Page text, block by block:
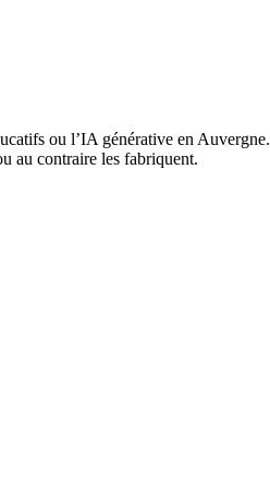
ou l’IA générative en Auvergne.
au contraire les fabriquent.